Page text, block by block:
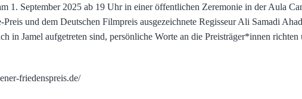
September 2025 ab 19 Uhr in einer öffentlichen Zeremonie in der Aula
und dem Deutschen Filmpreis ausgezeichnete Regisseur Ali Samadi
in Jamel aufgetreten sind, persönliche Worte an die Preisträger*innen
friedenspreis.de/